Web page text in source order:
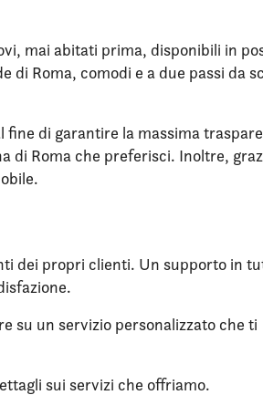
mai abitati prima, disponibili in
Roma, comodi e a due passi da
di garantire la massima
di Roma che preferisci. Inoltre,
dei propri clienti. Un supporto in
su un servizio personalizzato che ti
sui servizi che offriamo.